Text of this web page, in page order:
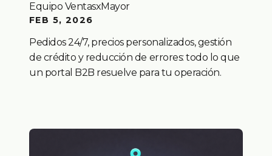
Equipo VentasxMayor
FEB 5, 2026
Pedidos 24/7, precios personalizados, gestión
de crédito y reducción de errores: todo lo que
un portal B2B resuelve para tu operación.